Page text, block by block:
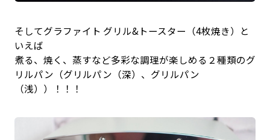
そしてグラファイト グリル&トースター（4枚焼き）と
いえば
煮る、焼く、蒸すなど多彩な調理が楽しめる２種類のグ
リルパン（グリルパン（深）、グリルパン
（浅））！！！